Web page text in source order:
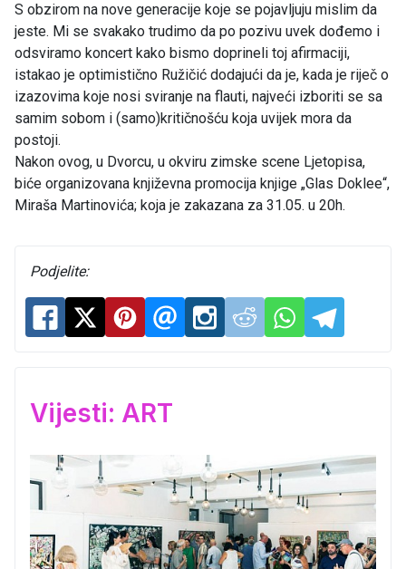
S obzirom na nove generacije koje se pojavljuju mislim da
jeste. Mi se svakako trudimo da po pozivu uvek dođemo i
odsviramo koncert kako bismo doprineli toj afirmaciji,
istakao je optimistično Ružičić dodajući da je, kada je riječ o
izazovima koje nosi sviranje na flauti, najveći izboriti se sa
samim sobom i (samo)kritičnošću koja uvijek mora da
postoji.
Nakon ovog, u Dvorcu, u okviru zimske scene Ljetopisa,
biće organizovana književna promocija knjige „Glas Doklee“,
Miraša Martinovića; koja je zakazana za 31.05. u 20h.
Podjelite:
Vijesti: ART